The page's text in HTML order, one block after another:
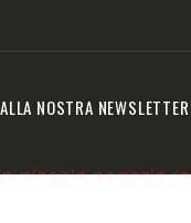
NOSTRA NEWSLETTER
piccolo negozio